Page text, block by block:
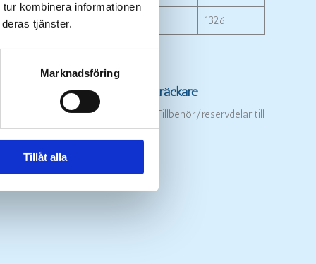
kombinera informationen
tjänster.
Marknadsföring
Tillåt alla
132,6
skruvspännare/bultsträckare
skruvspännare/bultsträckare Tillbehör/reservdelar till
tätningar ...